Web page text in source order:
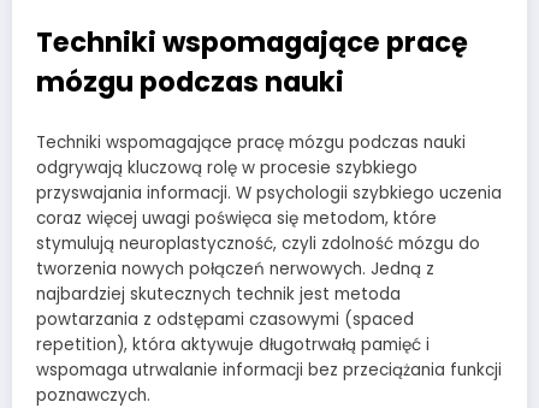
Techniki wspomagające pracę
mózgu podczas nauki
Techniki wspomagające pracę mózgu podczas nauki
odgrywają kluczową rolę w procesie szybkiego
przyswajania informacji. W psychologii szybkiego uczenia
coraz więcej uwagi poświęca się metodom, które
stymulują neuroplastyczność, czyli zdolność mózgu do
tworzenia nowych połączeń nerwowych. Jedną z
najbardziej skutecznych technik jest metoda
powtarzania z odstępami czasowymi (spaced
repetition), która aktywuje długotrwałą pamięć i
wspomaga utrwalanie informacji bez przeciążania funkcji
poznawczych.